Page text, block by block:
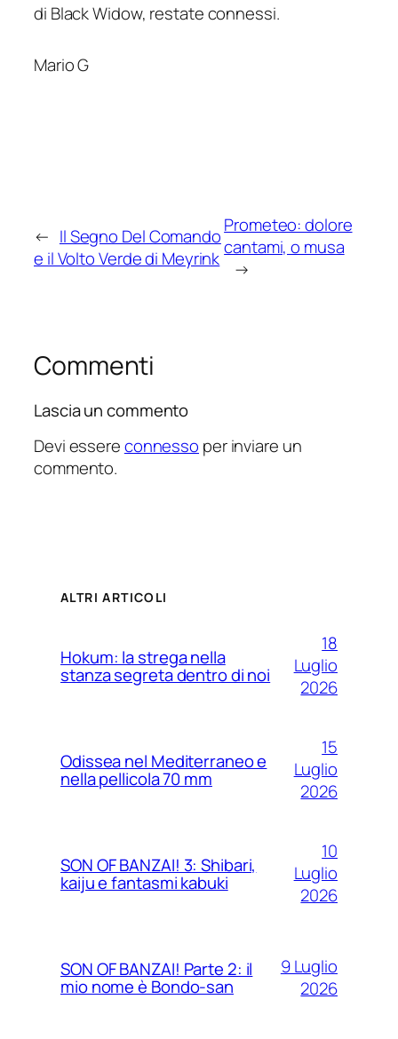
di Black Widow, restate connessi.
Mario G
← Il Segno Del Comando
e il Volto Verde di Meyrink
Prometeo: dolore
cantami, o musa
→
Commenti
Lascia un commento
Devi essereconnesso per inviare un
commento.
ALTRI ARTICOLI
Hokum: la strega nella
stanza segreta dentro di noi
18
Luglio
2026
Odissea nel Mediterraneo e
nella pellicola 70 mm
15
Luglio
2026
SON OF BANZAI! 3: Shibari,
kaiju e fantasmi kabuki
10
Luglio
2026
SON OF BANZAI! Parte 2: il
mio nome è Bondo-san
9 Luglio
2026